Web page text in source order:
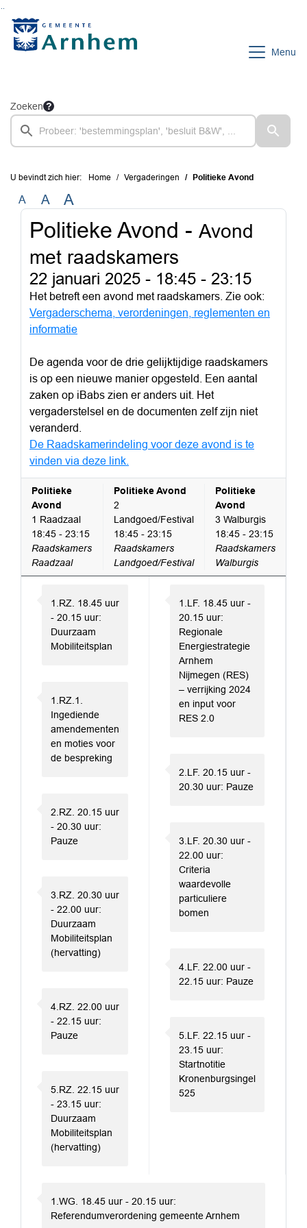
Menu
Zoeken
U bevindt zich hier: Home Vergaderingen Politieke Avond
A A A
Politieke Avond - Avond
met raadskamers
22 januari 2025 - 18:45 - 23:15
Het betreft een avond met raadskamers. Zie ook:
Vergaderschema, verordeningen, reglementen en
informatie
De agenda voor de drie gelijktijdige raadskamers
is op een nieuwe manier opgesteld. Een aantal
zaken op iBabs zien er anders uit. Het
vergaderstelsel en de documenten zelf zijn niet
veranderd.
De Raadskamerindeling voor deze avond is te
vinden via deze link.
Politieke
Avond
1 Raadzaal
18:45 - 23:15
Raadskamers
Raadzaal
Politieke Avond
2
Landgoed/Festival
18:45 - 23:15
Raadskamers
Landgoed/Festival
Politieke
Avond
3 Walburgis
18:45 - 23:15
Raadskamers
Walburgis
1.RZ. 18.45 uur
- 20.15 uur:
Duurzaam
Mobiliteitsplan
1.RZ.1.
Ingediende
amendementen
en moties voor
de bespreking
2.RZ. 20.15 uur
- 20.30 uur:
Pauze
3.RZ. 20.30 uur
- 22.00 uur:
Duurzaam
Mobiliteitsplan
(hervatting)
4.RZ. 22.00 uur
- 22.15 uur:
Pauze
5.RZ. 22.15 uur
- 23.15 uur:
Duurzaam
Mobiliteitsplan
(hervatting)
1.LF. 18.45 uur -
20.15 uur:
Regionale
Energiestrategie
Arnhem
Nijmegen (RES)
– verrijking 2024
en input voor
RES 2.0
2.LF. 20.15 uur -
20.30 uur: Pauze
3.LF. 20.30 uur -
22.00 uur:
Criteria
waardevolle
particuliere
bomen
4.LF. 22.00 uur -
22.15 uur: Pauze
5.LF. 22.15 uur -
23.15 uur:
Startnotitie
Kronenburgsingel
525
1.WG. 18.45 uur - 20.15 uur:
Referendumverordening gemeente Arnhem